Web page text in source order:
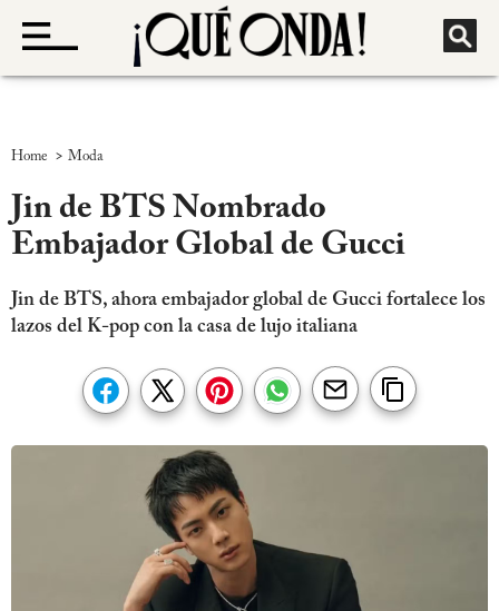
Home > Moda
Jin de BTS Nombrado
Embajador Global de Gucci
Jin de BTS, ahora embajador global de Gucci fortalece los
lazos del K-pop con la casa de lujo italiana